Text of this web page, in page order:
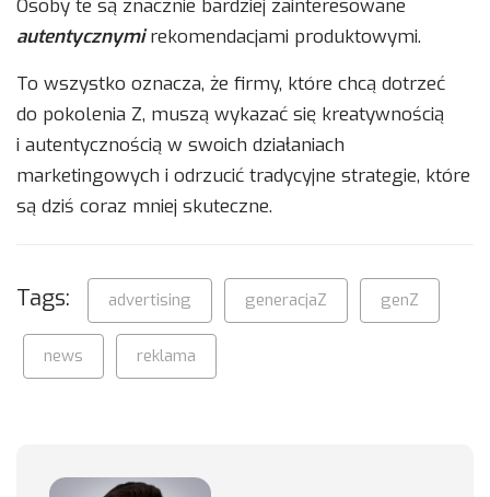
Osoby te są znacznie bardziej zainteresowane
autentycznymirekomendacjami produktowymi.
To wszystko oznacza, że ​​firmy, które chcą dotrzeć
do pokolenia Z, muszą wykazać się kreatywnością
i autentycznością w swoich działaniach
marketingowych i odrzucić tradycyjne strategie, które
są dziś coraz mniej skuteczne.
Tags: advertising generacjaZ genZ
news reklama